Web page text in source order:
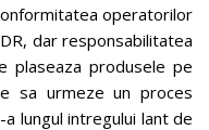
operatorilor
dar responsabilitatea
plaseaza produsele pe
sa urmeze un proces
lungul intregului lant de